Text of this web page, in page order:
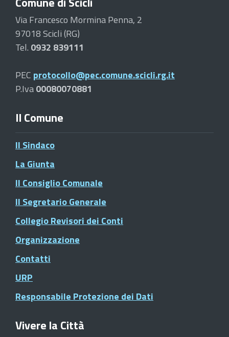
Via Francesco Mormina Penna, 2
97018 Scicli (RG)
Tel. 0932 839111
PEC protocollo@pec.comune.scicli.rg.it
P.Iva00080070881
Il Comune
Il Sindaco
La Giunta
Il Consiglio Comunale
Il Segretario Generale
Collegio Revisori dei Conti
Organizzazione
Contatti
URP
Responsabile Protezione dei Dati
Vivere la Città